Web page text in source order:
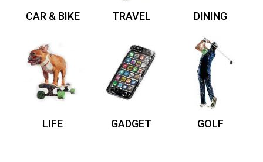
CAR & BIKE TRAVEL DINING
LIFE GADGET GOLF